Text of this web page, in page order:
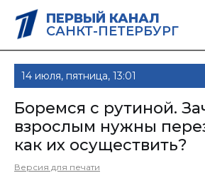
ПЕРВЫЙ КАНАЛ
САНКТ-ПЕТЕРБУРГ
14 июля, пятница, 13:01
Боремся с рутиной.
взрослым нужны
как их осуществить?
Версия для печати